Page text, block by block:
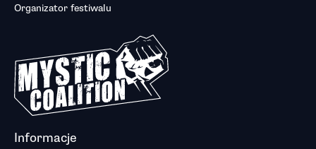
Organizator festiwalu
Informacje